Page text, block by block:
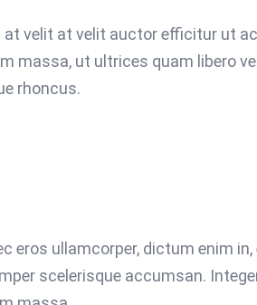
velit at velit auctor efficitur ut
massa, ut ultrices quam libero
rhoncus.
eros ullamcorper, dictum enim
scelerisque accumsan.